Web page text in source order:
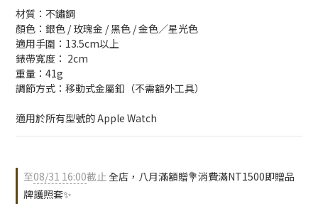
材質：不鏽鋼
顏色：銀色 / 玫瑰金 / 黑色 / 金色／星光色
適用手圍：13.5cm以上
錶帶寬度： 2cm
重量：41g
調節方式：移動式金屬釦（不需額外工具）
適用於所有型號的 Apple Watch
至08/31 16:00截止全店，八月滿額贈💐消費滿NT1500即贈品
牌護照套✨